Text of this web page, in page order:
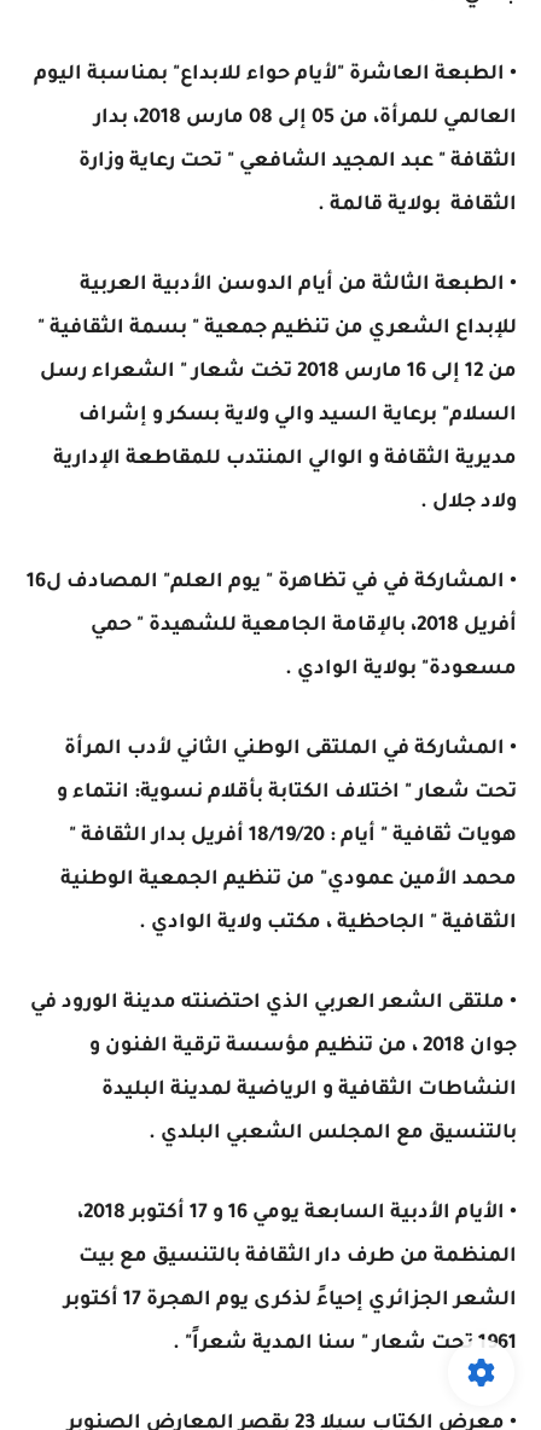
• الطبعة العاشرة "لأيام حواء للابداع" بمناسبة اليوم
العالمي للمرأة، من 05 إلى 08 مارس 2018، بدار
الثقافة " عبد المجيد الشافعي " تحت رعاية وزارة
الثقافة بولاية قالمة .
• الطبعة الثالثة من أيام الدوسن الأدبية العربية
للإبداع الشعري من تنظيم جمعية " بسمة الثقافية "
من 12 إلى 16 مارس 2018 تخت شعار " الشعراء رسل
السلام" برعاية السيد والي ولاية بسكر و إشراف
مديرية الثقافة و الوالي المنتدب للمقاطعة الإدارية
ولاد جلال .
• المشاركة في في تظاهرة " يوم العلم" المصادف ل16
أفريل 2018، بالإقامة الجامعية للشهيدة " حمي
مسعودة" بولاية الوادي .
• المشاركة في الملتقى الوطني الثاني لأدب المرأة
تحت شعار " اختلاف الكتابة بأقلام نسوية: انتماء و
هويات ثقافية " أيام : 18/19/20 أفريل بدار الثقافة "
محمد الأمين عمودي" من تنظيم الجمعية الوطنية
الثقافية " الجاحظية ، مكتب ولاية الوادي .
• ملتقى الشعر العربي الذي احتضنته مدينة الورود في
جوان 2018 ، من تنظيم مؤسسة ترقية الفنون و
النشاطات الثقافية و الرياضية لمدينة البليدة
بالتنسيق مع المجلس الشعبي البلدي .
• الأيام الأدبية السابعة يومي 16 و 17 أكتوبر 2018،
المنظمة من طرف دار الثقافة بالتنسيق مع بيت
الشعر الجزائري إحياءً لذكرى يوم الهجرة 17 أكتوبر
1961 تحت شعار " سنا المدية شعراً" .
• معرض الكتاب سيلا 23 بقصر المعارض الصنوبر